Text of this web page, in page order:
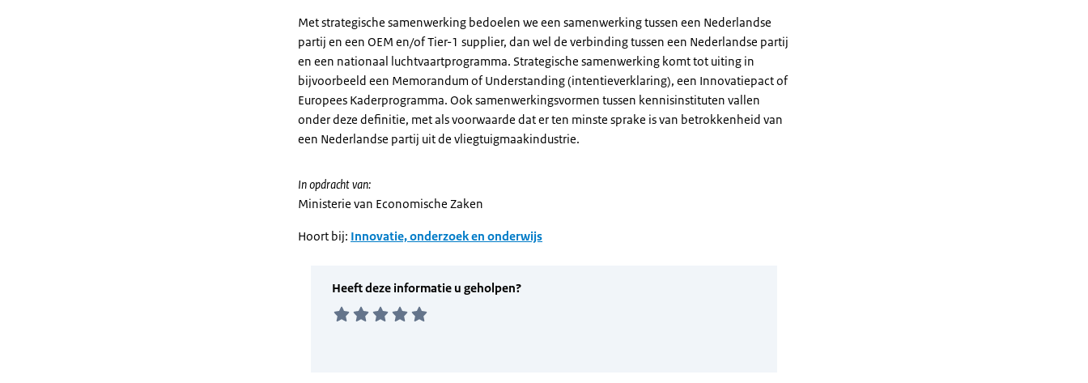
Met strategische samenwerking bedoelen we een samenwerking tussen een Nederlandse
partij en een OEM en/of Tier-1 supplier, dan wel de verbinding tussen een Nederlandse partij
en een nationaal luchtvaartprogramma. Strategische samenwerking komt tot uiting in
bijvoorbeeld een Memorandum of Understanding (intentieverklaring), een Innovatiepact of
Europees Kaderprogramma. Ook samenwerkingsvormen tussen kennisinstituten vallen
onder deze definitie, met als voorwaarde dat er ten minste sprake is van betrokkenheid van
een Nederlandse partij uit de vliegtuigmaakindustrie.
In opdracht van:
Ministerie van Economische Zaken
Hoort bij: Innovatie, onderzoek en onderwijs